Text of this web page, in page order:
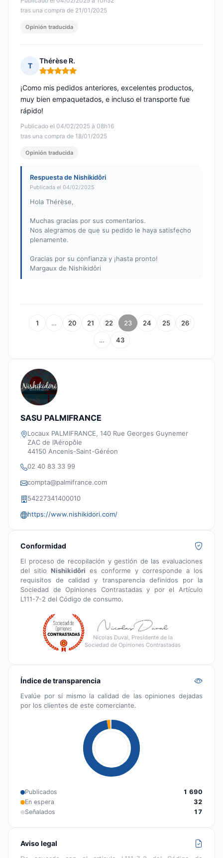
tras una compra de 21/01/2025
Opinión traducida
T
Thérèse R.
Nota: 5 de 5
Publicado el 04/02/2025 à 08h16
tras una compra de 18/01/2025
¡Como mis pedidos anteriores, excelentes productos,
muy bien empaquetados, e incluso el transporte fue
rápido!
Opinión traducida
Respuesta de Nishikidôri
Publicada el 04/02/2025
Hola Thérèse,
Muchas gracias por sus comentarios.
Nos alegramos de que su pedido le haya satisfecho
plenamente.
Gracias por su confianza y ¡hasta pronto!
Margaux de Nishikidôri
1 … 20 21 22 23 24 25 26
… 43
SASU PALMIFRANCE
Locaux PALMIFRANCE, 140 Rue Georges Guynemer
ZAC de l’Aéropôle
44150 Ancenis-Saint-Géréon
02 40 83 33 99
compta@palmifrance.com
54227341400010
https://www.nishikidori.com/
Conformidad
El proceso de recopilación y gestión de las evaluaciones
del sitio Nishikidôri es conforme y corresponde a los
requisitos de calidad y transparencia definidos por la
Sociedad de Opiniones Contrastadas y por el Artículo
L111-7-2 del Código de consumo.
Nicolas Duval, Presidente de la
Sociedad de Opiniones Contrastadas
Índice de transparencia
Evalúe por sí mismo la calidad de las opiniones dejadas
por los clientes de este comerciante.
Publicados
1 690
En espera
32
Señalados
17
Aviso legal